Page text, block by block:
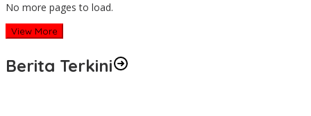
No more pages to load.
View More
Berita Terkini